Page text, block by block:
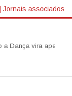
| Jornais associados
vira apelo por